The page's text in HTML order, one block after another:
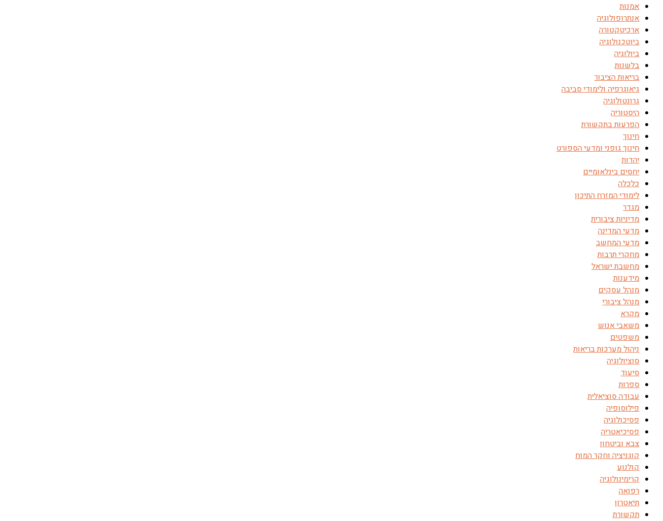
אמנות
אנתרופולוגיה
ארכיטקטורה
ביוטכנולוגיה
ביולוגיה
בלשנות
בריאות הציבור
גיאוגרפיה ולימודי סביבה
גרונטולוגיה
היסטוריה
הפרעות בתקשורת
חינוך
חינוך גופני ומדעי הספורט
יהדות
יחסים בינלאומיים
כלכלה
לימודי המזרח התיכון
מגדר
מדיניות ציבורית
מדעי המדינה
מדעי המחשב
מחקרי תרבות
מחשבת ישראל
מידענות
מנהל עסקים
מנהל ציבורי
מקרא
משאבי אנוש
משפטים
ניהול מערכות בריאות
סוציולוגיה
סיעוד
ספרות
עבודה סוציאלית
פילוסופיה
פסיכולוגיה
פסיכיאטריה
צבא וביטחון
קוגניציה וחקר המוח
קולנוע
קרימינולוגיה
רפואה
תיאטרון
תקשורת